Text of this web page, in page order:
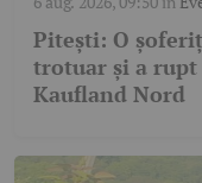
Pitești: O
trotuar și a
Kaufland Nord